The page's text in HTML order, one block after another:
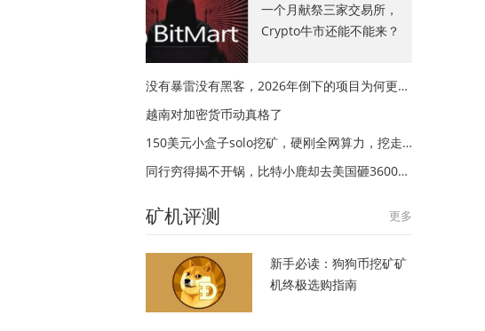
一个月献祭三家交易所，
Crypto牛市还能不能来？
没有暴雷没有黑客，2026年倒下的项目为何更多？
越南对加密货币动真格了
150美元小盒子solo挖矿，硬刚全网算力，挖走20万美元
同行穷得揭不开锅，比特小鹿却去美国砸3600万美元建厂
更多
矿机评测
新手必读：狗狗币挖矿矿
机终极选购指南